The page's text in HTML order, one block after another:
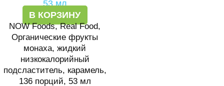
В КОРЗИНУ
NOW Foods, Real Food,
Органические фрукты
монаха, жидкий
низкокалорийный
подсластитель, карамель,
136 порций, 53 мл